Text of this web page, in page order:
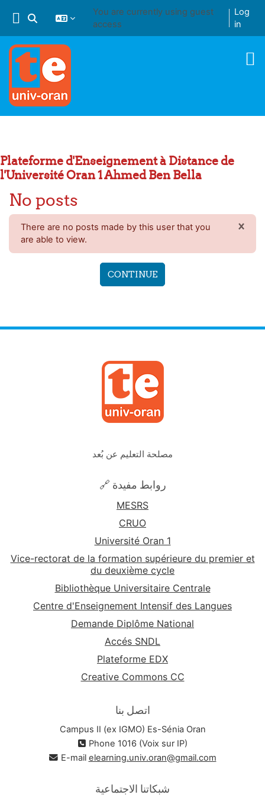
Toggle search input
You are currently using guest
access
Log
in
Plateforme d'Enseignement à Distance de
l'Université Oran 1 Ahmed Ben Bella
No posts
There are no posts made by this user that you
are able to view.
×
CONTINUE
مصلحة التعليم عن بُعد
🔗 روابط مفيدة
MESRS
CRUO
Université Oran 1
Vice-rectorat de la formation supérieure du premier et
du deuxième cycle
Bibliothèque Universitaire Centrale
Centre d'Enseignement Intensif des Langues
Demande Diplôme National
Accés SNDL
Plateforme EDX
Creative Commons CC
اتصل بنا
Campus II (ex IGMO) Es-Sénia Oran
Phone 1016 (Voix sur IP)
E-mail elearning.univ.oran@gmail.com
شبكاتنا الاجتماعية